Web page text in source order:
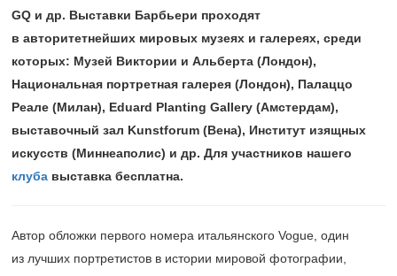
GQ и др. Выставки Барбьери проходят
в авторитетнейших мировых музеях и галереях, среди
которых: Музей Виктории и Альберта (Лондон),
Национальная портретная галерея (Лондон), Палаццо
Реале (Милан), Eduard Planting Gallery (Амстердам),
выставочный зал Kunstforum (Вена), Институт изящных
искусств (Миннеаполис) и др. Для участников нашего
клуба выставка бесплатна.
Автор обложки первого номера итальянского Vogue, один
из лучших портретистов в истории мировой фотографии,